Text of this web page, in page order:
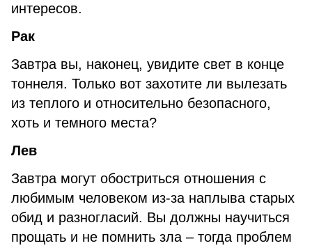
интересов.
Рак
Завтра вы, наконец, увидите свет в конце
тоннеля. Только вот захотите ли вылезать
из теплого и относительно безопасного,
хоть и темного места?
Лев
Завтра могут обостриться отношения с
любимым человеком из-за наплыва старых
обид и разногласий. Вы должны научиться
прощать и не помнить зла – тогда проблем